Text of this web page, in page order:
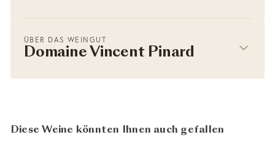
ÜBER DAS WEINGUT
Domaine Vincent Pinard
Diese Weine könnten Ihnen auch gefallen